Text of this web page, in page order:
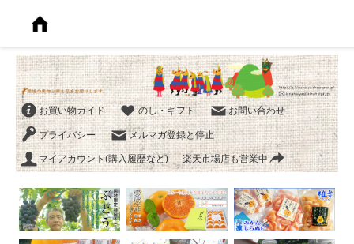
お買い物ガイド のし・ギフト お問い合わせ
プライバシー メルマガ登録と停止
マイアカウント(購入履歴など) 楽天市場店も営業中